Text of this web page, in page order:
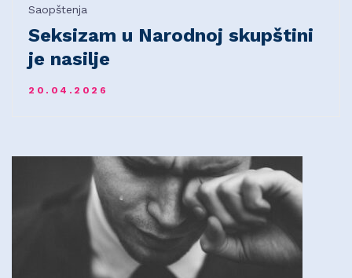
Saopštenja
Seksizam u Narodnoj skupštini
je nasilje
20.04.2026